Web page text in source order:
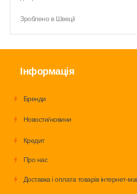
Зроблено в Швеції
Інформація
Бренди
Новости/новини
Кредит
Про нас
Доставка і оплата товарів інтернет-